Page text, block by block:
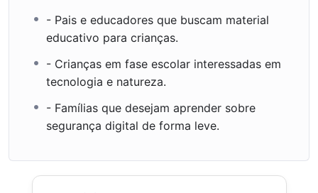
necessária para habitar o ambiente
digital com segurança e respeito.”
Oswaldo Lirolla — Idealizador da
Academia Lirolla e Projeto
EcoAprender
- Pais e educadores que buscam material
educativo para crianças.
- Crianças em fase escolar interessadas em
tecnologia e natureza.
- Famílias que desejam aprender sobre
segurança digital de forma leve.